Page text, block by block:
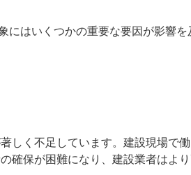
はいくつかの重要な要因が影響を
しく不足しています。建設現場で
確保が困難になり、建設業者はよ